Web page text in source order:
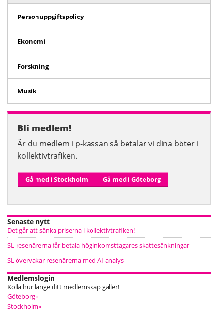
Personuppgiftspolicy
Ekonomi
Forskning
Musik
Bli medlem!
Är du medlem i p-kassan så betalar vi dina böter i
kollektiv­trafiken.
Gå med i Stockholm Gå med i Göteborg
Senaste nytt
Det går att sänka priserna i kollektivtrafiken!
SL-resenärerna får betala höginkomsttagares skattesänkningar
SL övervakar resenärerna med AI-analys
Medlemslogin
Kolla hur länge ditt medlemskap gäller!
Göteborg»
Stockholm»